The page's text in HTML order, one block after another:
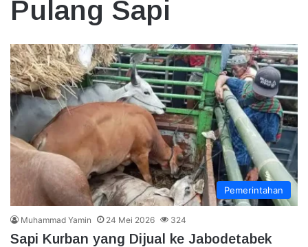
Pulang Sapi
Pemerintahan
Muhammad Yamin 24 Mei 2026 324
Sapi Kurban yang Dijual ke Jabodetabek